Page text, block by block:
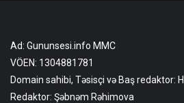
Ad: Gununsesi.info MMC
VÖEN: 1304881781
Domain sahibi, Təsisçi və Baş redaktor:
Redaktor: Şəbnəm Rəhimova